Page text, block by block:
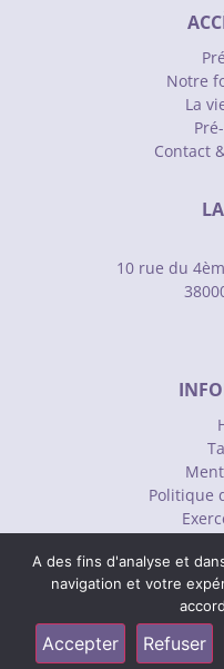
Notre
La
Contact
10 rue du
Politique
06
A des fins d'analyse et
navigation et votre
Accepter Refuser